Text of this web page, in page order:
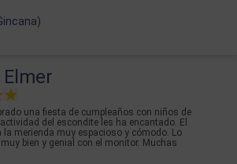
una fiesta de cumpleaños con niños de
del escondite les ha encantado. El
la merienda muy espacioso y cómodo. Lo
bien y genial con el monitor. Muchas